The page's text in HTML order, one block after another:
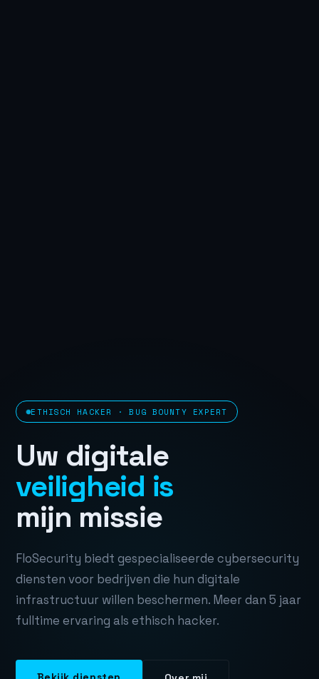
ETHISCH HACKER · BUG BOUNTY EXPERT
Uw digitale
veiligheid is
mijn missie
FloSecurity biedt gespecialiseerde cybersecurity
diensten voor bedrijven die hun digitale
infrastructuur willen beschermen. Meer dan 5 jaar
fulltime ervaring als ethisch hacker.